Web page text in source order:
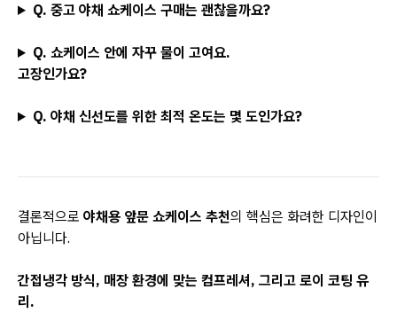
Q. 중고 야채 쇼케이스 구매는 괜찮을까요?
Q. 쇼케이스 안에 자꾸 물이 고여요.
고장인가요?
Q. 야채 신선도를 위한 최적 온도는 몇 도인가요?
결론적으로 야채용 앞문 쇼케이스 추천의 핵심은 화려한 디자인이
아닙니다.
간접냉각 방식, 매장 환경에 맞는 컴프레셔, 그리고 로이 코팅 유
리.